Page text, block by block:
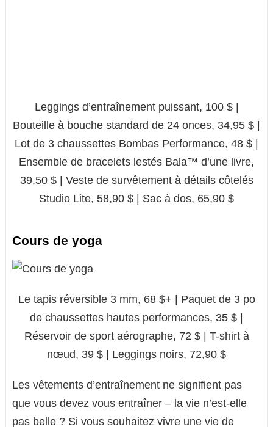
Leggings d’entraînement puissant, 100 $ |
Bouteille à bouche standard de 24 onces, 34,95 $ |
Lot de 3 chaussettes Bombas Performance, 48 $ |
Ensemble de bracelets lestés Bala™ d’une livre,
39,50 $ | Veste de survêtement à détails côtelés
Studio Lite, 58,90 $ | Sac à dos, 65,90 $
Cours de yoga
Le tapis réversible 3 mm, 68 $+ | Paquet de 3 po
de chaussettes hautes performances, 35 $ |
Réservoir de sport aérographe, 72 $ | T-shirt à
nœud, 39 $ | Leggings noirs, 72,90 $
Les vêtements d’entraînement ne signifient pas
que vous devez vous entraîner – la vie n’est-elle
pas belle ? Si vous souhaitez vivre une vie de